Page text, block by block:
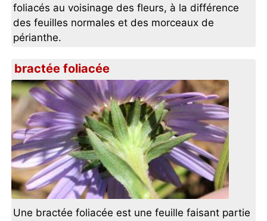
foliacés au voisinage des fleurs, à la différence
des feuilles normales et des morceaux de
périanthe.
bractée foliacée
Une bractée foliacée est une feuille faisant partie